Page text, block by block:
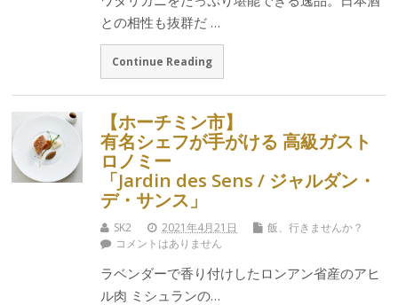
との相性も抜群だ …
Continue Reading
【ホーチミン市】
有名シェフが手がける 高級ガスト
ロノミー
「Jardin des Sens / ジャルダン・
デ・サンス」
SK2 2021年4月21日
飯、行きませんか？
コメントはありません
ラベンダーで香り付けしたロンアン省産のアヒ
ル肉 ミシュランの…